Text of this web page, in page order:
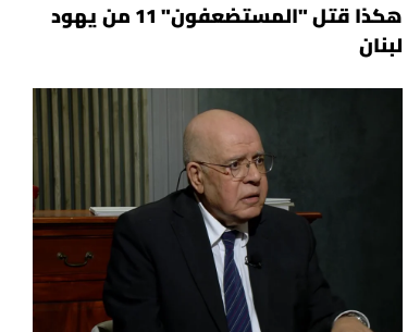
هكذا قتل "المستضعفون" 11 من يهود
لبنان